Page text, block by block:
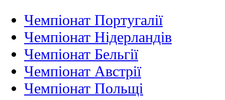
Чемпіонат Португалії
Чемпіонат Нідерландiв
Чемпіонат Бельгії
Чемпіонат Австрії
Чемпіонат Польщі